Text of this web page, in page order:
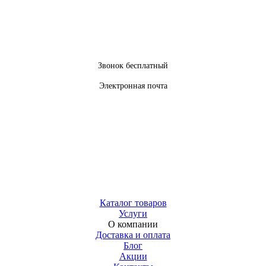
Звонок бесплатный
Электронная почта
Каталог товаров
Услуги
О компании
Доставка и оплата
Блог
Акции